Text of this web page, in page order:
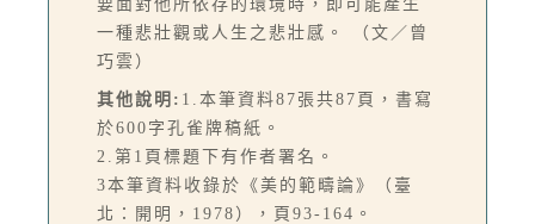
要面對他所依存的環境時，即可能產生
一種悲壯觀或人生之悲壯感。 （文／曾
巧雲）
其他說明: 1.本筆資料87張共87頁，書寫
於600字孔雀牌稿紙。
2.第1頁標題下有作者署名。
3本筆資料收錄於《美的範疇論》（臺
北：開明，1978），頁93-164。